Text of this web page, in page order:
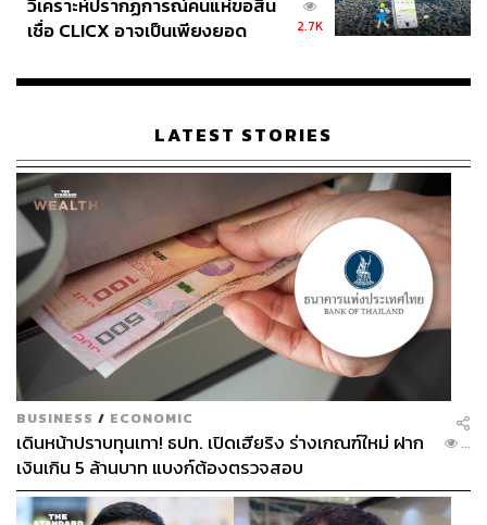
วิเคราะห์ปรากฏการณ์คนแห่ขอสิน
เชื่อ CLICX อาจเป็นเพียงยอด
เรือนไทยที่ถูกซุกไว้
2.7K
LATEST STORIES
BUSINESS / ECONOMIC
เดินหน้าปราบทุนเทา! ธปท. เปิดเฮียริง ร่างเกณฑ์ใหม่ ฝาก
เงินเกิน 5 ล้านบาท แบงก์ต้องตรวจสอบ
...